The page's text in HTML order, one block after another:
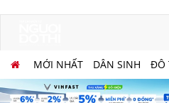
MỚI NHẤT DÂN SINH ĐÔ